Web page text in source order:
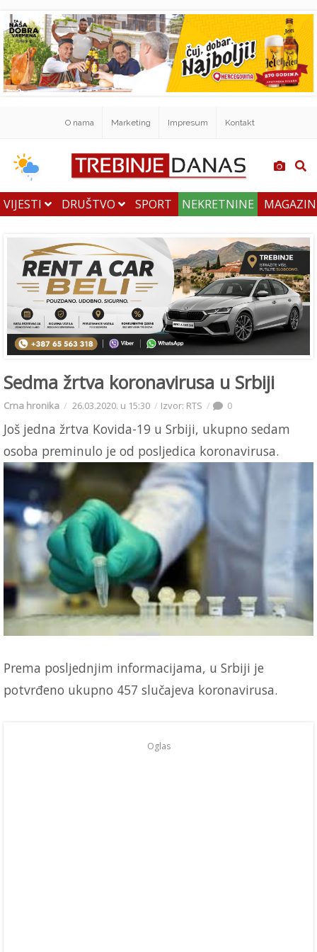
O nama Marketing Impresum Kontakt
VIJESTI DRUŠTVO SPORT NEKRETNINE
Sedma žrtva koronavirusa u Srbiji
Crna hronika 26.03.2020. u 15:30 Izvor: RTS 0
Još jedna žrtva Kovida-19 u Srbiji, ukupno sedam
osoba preminulo je od posljedica koronavirusa.
Prema posljednjim informacijama, u Srbiji je
potvrđeno ukupno 457 slučajeva koronavirusa.
Oglas